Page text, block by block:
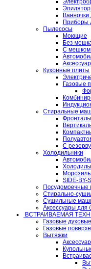
Ванночки
Приборы
Пылесосы
Моющие
Без
С мешком
Кухонные плиты
Газовые
Стиральные
С
Холодильники
SIDE-BY-
Стирально-
Сушильные
Аксессуары для
ВСТРАИВАЕМАЯ
Газовые
Газовые
Вытяжки